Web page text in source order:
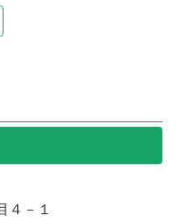
４－１